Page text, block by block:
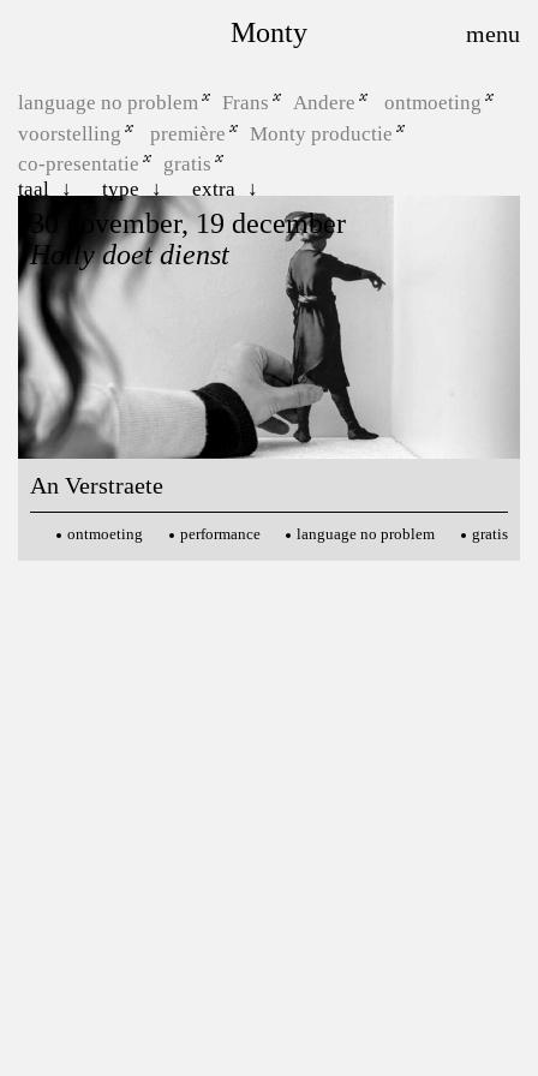
Monty
language no problem Frans Andere
ontmoeting
voorstelling
première
Monty productie
co-presentatie
gratis
taal
type extra
30 november, 19 december
Holly doet dienst
An Verstraete
ontmoeting performance language no problem gratis